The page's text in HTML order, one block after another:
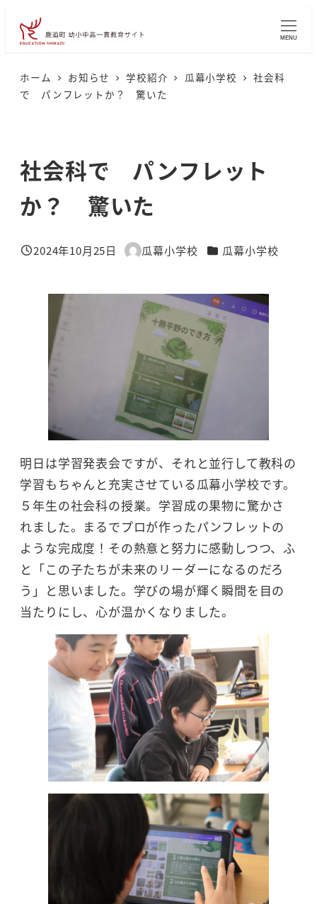
MENU
ホーム お知らせ 学校紹介 瓜幕小学校
社会科
で パンフレットか？ 驚いた
社会科で パンフレット
か？ 驚いた
投稿日
2024年10月25日
著
瓜幕小学校 カテゴリー
瓜幕小学校
明日は学習発表会ですが、それと並行して教科の
学習もちゃんと充実させている瓜幕小学校です。
５年生の社会科の授業。学習成の果物に驚かさ
れました。まるでプロが作ったパンフレットの
ような完成度！その熱意と努力に感動しつつ、ふ
と「この子たちが未来のリーダーになるのだろ
う」と思いました。学びの場が輝く瞬間を目の
当たりにし、心が温かくなりました。